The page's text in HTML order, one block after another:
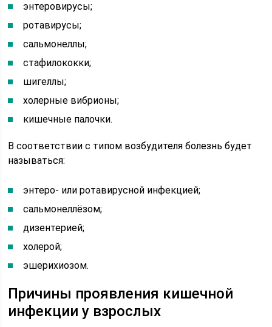
энтеровирусы;
ротавирусы;
сальмонеллы;
стафилококки;
шигеллы;
холерные вибрионы;
кишечные палочки.
В соответствии с типом возбудителя болезнь будет
называться:
энтеро- или ротавирусной инфекцией;
сальмонеллёзом;
дизентерией;
холерой;
эшерихиозом.
Причины проявления кишечной
инфекции у взрослых